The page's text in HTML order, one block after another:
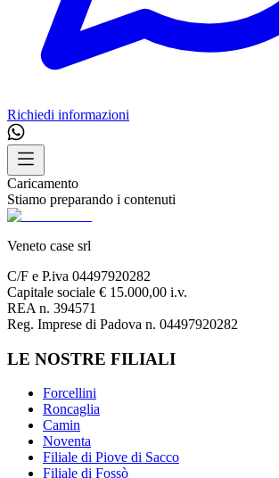
Richiedi informazioni
Caricamento
Stiamo preparando i contenuti
Veneto case srl
C/F e P.iva 04497920282
Capitale sociale € 15.000,00 i.v.
REA n. 394571
Reg. Imprese di Padova n. 04497920282
LE NOSTRE FILIALI
Forcellini
Roncaglia
Camin
Noventa
Filiale di Piove di Sacco
Filiale di Fossò